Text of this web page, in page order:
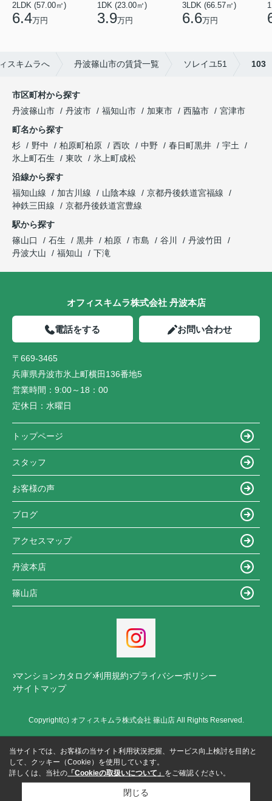
2LDK (57.00㎡)
6.4万円
1DK (23.00㎡)
3.9万円
3LDK (66.57㎡)
6.6万円
スキムラへ 丹波篠山市の賃貸一覧 ソレイユ51 103
市区町村から探す
丹波篠山市
丹波市 福知山市 加東市 西脇市
宮津市
町名から探す
杉
野中 柏原町柏原 西吹 中野 春日町黒井
宇土
氷上町石生
東吹
氷上町成松
沿線から探す
福知山線
加古川線 山陰本線
京都丹後鉄道宮福線
神鉄三田線
京都丹後鉄道宮豊線
駅から探す
篠山口
石生 黒井 柏原 市島 谷川
丹波竹田
丹波大山
福知山 下滝
オフィスキムラ株式会社 丹波本店
電話をする お問い合わせ
〒669-3465
兵庫県丹波市氷上町横田136番地5
営業時間： 9:00～18：00
定休日： 水曜日
トップページ
スタッフ
お客様の声
ブログ
アクセスマップ
丹波本店
篠山店
マンションカタログ 利用規約 プライバシーポリシー
サイトマップ
Copyright(c) オフィスキムラ株式会社 篠山店 All Rights Reserved.
当サイトでは、お客様の当サイト利用状況把握、サービス向上検討を目的と
して、クッキー（Cookie）を使用しています。
詳しくは、当社の 「Cookieの取扱いについて」 をご確認ください。
閉じる